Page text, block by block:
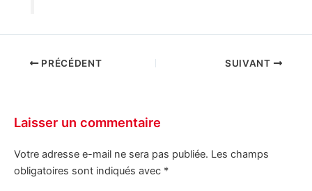
PRÉCÉDENT SUIVANT
Laisser un commentaire
Votre adresse e-mail ne sera pas publiée. Les champs
obligatoires sont indiqués avec *